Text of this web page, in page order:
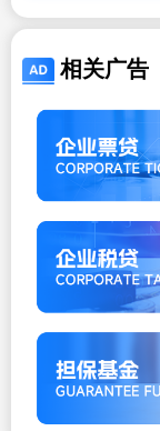
相关广告